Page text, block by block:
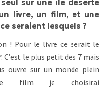
sur une île déserte
livre, un film, et une
seraient lesquels ?
! Pour le livre ce serait le
. C’est le plus petit des 7 mais
ouvre sur un monde plein
le film je choisirai